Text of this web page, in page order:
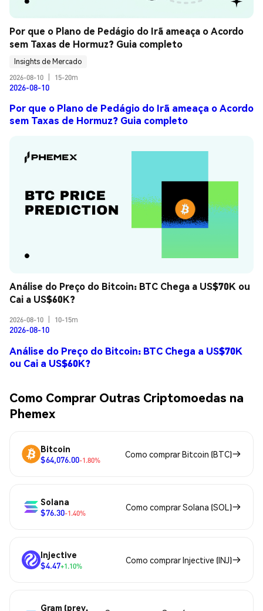
Por que o Plano de Pedágio do Irã ameaça o Acordo
sem Taxas de Hormuz? Guia completo
Insights de Mercado
2026-08-10
15-20m
2026-08-10
Por que o Plano de Pedágio do Irã ameaça o Acordo
sem Taxas de Hormuz? Guia completo
Análise do Preço do Bitcoin: BTC Chega a US$70K ou
Cai a US$60K?
2026-08-10 10-15m
2026-08-10
Análise do Preço do Bitcoin: BTC Chega a US$70K
ou Cai a US$60K?
Como Comprar Outras Criptomoedas na
Phemex
Bitcoin
$64,076.00-1.80%
Como comprar Bitcoin (BTC)
Solana
$76.30-1.40%
Como comprar Solana (SOL)
Injective
$4.47+1.10%
Como comprar Injective (INJ)
Gram (prev.